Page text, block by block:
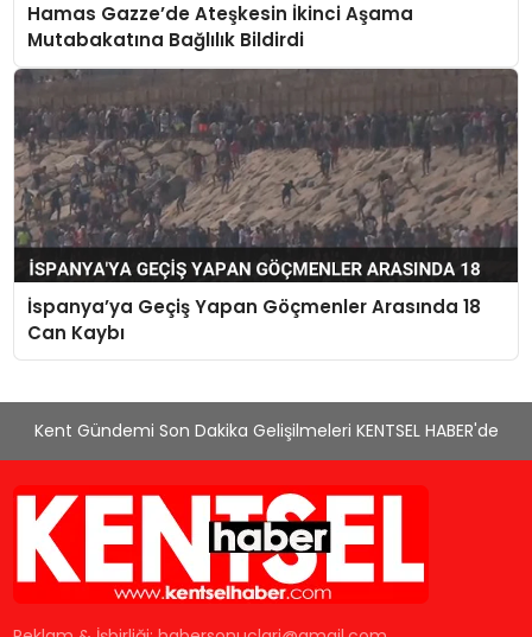
Hamas Gazze’de Ateşkesin İkinci Aşama
Mutabakatına Bağlılık Bildirdi
İspanya’ya Geçiş Yapan Göçmenler Arasında 18
Can Kaybı
Kent Gündemi Son Dakika Gelişilmeleri KENTSEL HABER'de